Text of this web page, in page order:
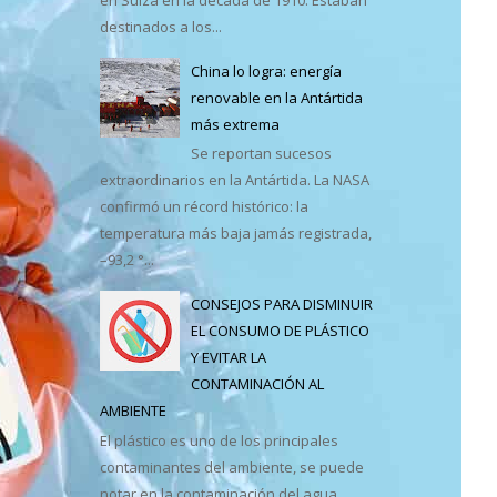
destinados a los...
China lo logra: energía
renovable en la Antártida
más extrema
Se reportan sucesos
extraordinarios en la Antártida. La NASA
confirmó un récord histórico: la
temperatura más baja jamás registrada,
–93,2 °...
CONSEJOS PARA DISMINUIR
EL CONSUMO DE PLÁSTICO
Y EVITAR LA
CONTAMINACIÓN AL
AMBIENTE
El plástico es uno de los principales
contaminantes del ambiente, se puede